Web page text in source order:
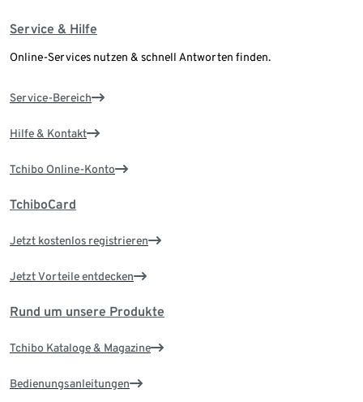
Service & Hilfe
Online-Services nutzen & schnell Antworten finden.
Service-Bereich
Hilfe & Kontakt
Tchibo Online-Konto
TchiboCard
Jetzt kostenlos registrieren
Jetzt Vorteile entdecken
Rund um unsere Produkte
Tchibo Kataloge & Magazine
Bedienungsanleitungen